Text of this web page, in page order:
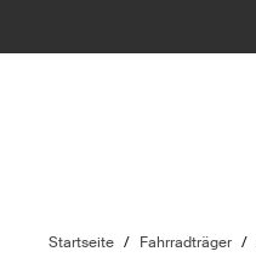
Startseite / Fahrradträger /